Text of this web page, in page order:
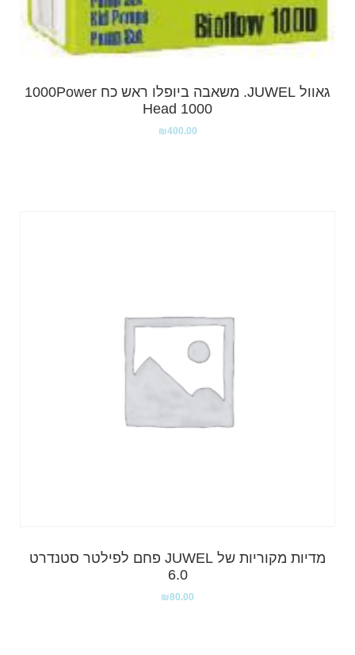
גאוול JUWEL. משאבה ביופלו ראש כח 1000Power
Head 1000
₪400.00
מדיות מקוריות של JUWEL פחם לפילטר סטנדרט
6.0
₪80.00